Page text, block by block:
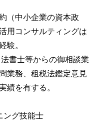
（中小企業の資本政
用コンサルティングは
験。
書士等からの御相談業
業務、租税法鑑定意見
績を有する。
ング技能士